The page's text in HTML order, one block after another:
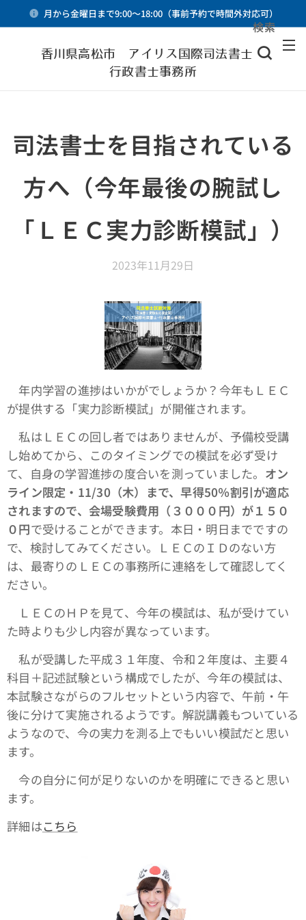
月から金曜日まで9:00～18:00（事前予約で時間外対応可）
香川県高松市 アイリス国際司法書士・
行政書士事務所
検索
司法書士を目指されている
方へ（今年最後の腕試し
「ＬＥＣ実力診断模試」）
2023年11月29日
年内学習の進捗はいかがでしょうか？今年もＬＥＣ
が提供する「実力診断模試」が開催されます。
私はＬＥＣの回し者ではありませんが、予備校受講
し始めてから、このタイミングでの模試を必ず受け
て、自身の学習進捗の度合いを測っていました。 オン
ライン限定・11/30（木）まで、早得50％割引が適応
されますので、会場受験費用（３０００円）が１５０
０円で受けることができます。本日・明日までですの
で、検討してみてください。ＬＥＣのＩＤのない方
は、最寄りのＬＥＣの事務所に連絡をして確認してく
ださい。
ＬＥＣのＨＰを見て、今年の模試は、私が受けてい
た時よりも少し内容が異なっています。
私が受講した平成３１年度、令和２年度は、主要４
科目＋記述試験という構成でしたが、今年の模試は、
本試験さながらのフルセットという内容で、午前・午
後に分けて実施されるようです。解説講義もついている
ようなので、今の実力を測る上でもいい模試だと思い
ます。
今の自分に何が足りないのかを明確にできると思い
ます。
詳細はこちら